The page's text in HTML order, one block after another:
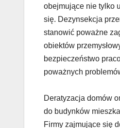
obejmujące nie tylko
się. Dezynsekcja
stanowić poważne
obiektów
bezpieczeństwo
poważnych
Deratyzacja domów
do budynków
Firmy zajmujące się